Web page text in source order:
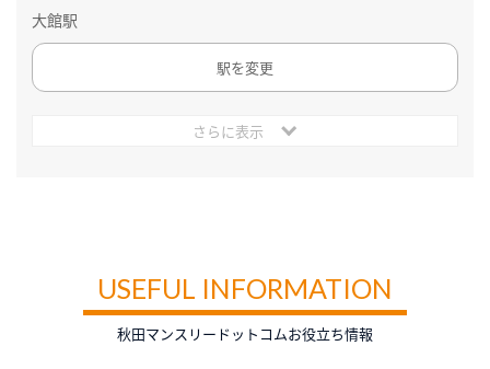
大館駅
駅を変更
さらに表示
USEFUL INFORMATION
秋田マンスリードットコムお役立ち情報